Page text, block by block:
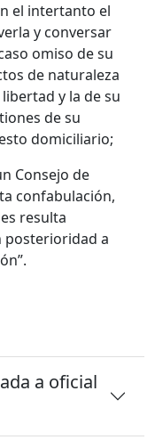
el intertanto el
y conversar
omiso de su
de naturaleza
y la de su
de su
domiciliario;
Consejo de
confabulación,
resulta
posterioridad a
a oficial